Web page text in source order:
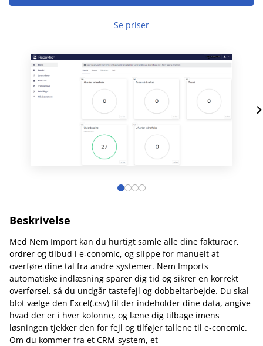
Se priser
Beskrivelse
Med Nem Import kan du hurtigt samle alle dine fakturaer,
ordrer og tilbud i e‑conomic, og slippe for manuelt at
overføre dine tal fra andre systemer. Nem Imports
automatiske indlæsning sparer dig tid og sikrer en korrekt
overførsel, så du undgår tastefejl og dobbeltarbejde. Du skal
blot vælge den Excel(.csv) fil der indeholder dine data, angive
hvad der er i hver kolonne, og læne dig tilbage imens
løsningen tjekker den for fejl og tilføjer tallene til e‑conomic.
Om du kommer fra et CRM-system, et